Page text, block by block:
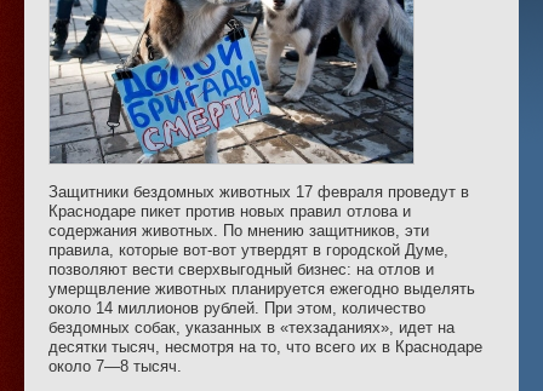
Защитники бездомных животных 17 февраля проведут в
Краснодаре пикет против новых правил отлова и
содержания животных. По мнению защитников, эти
правила, которые вот-вот утвердят в городской Думе,
позволяют вести сверхвыгодный бизнес: на отлов и
умерщвление животных планируется ежегодно выделять
около 14 миллионов рублей. При этом, количество
бездомных собак, указанных в «техзаданиях», идет на
десятки тысяч, несмотря на то, что всего их в Краснодаре
около 7—8 тысяч.